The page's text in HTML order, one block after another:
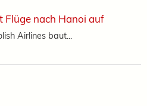
Flüge nach Hanoi auf
Airlines baut...